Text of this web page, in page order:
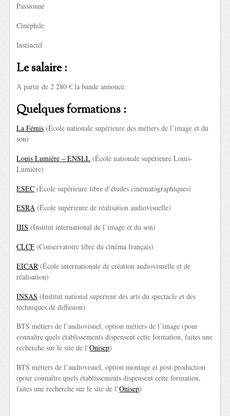
Passionné
Cinéphile
Instinctif
Le salaire :
A partir de 2 280 € la bande annonce.
Quelques formations :
La Fémis (École nationale supérieure des métiers de l’image et du
son)
Louis Lumière – ENSLL (École nationale supérieure Louis-
Lumière)
ESEC (École supérieure libre d’études cinématographiques)
ESRA (École supérieure de réalisation audiovisuelle)
IIIS (Institut international de l’image et du son)
CLCF (Conservatoire libre du cinéma français)
EICAR (École internationale de création audiovisuelle et de
réalisation)
INSAS (Institut national supérieur des arts du spectacle et des
techniques de diffusion)
BTS métiers de l’audiovisuel, option métiers de l’image (pour
connaître quels établissements dispensent cette formation, faites une
recherche sur le site de l’Onisep)
BTS métiers de l’audiovisuel, option montage et post-production
(pour connaître quels établissements dispensent cette formation,
faites une recherche sur le site de l’Onisep)